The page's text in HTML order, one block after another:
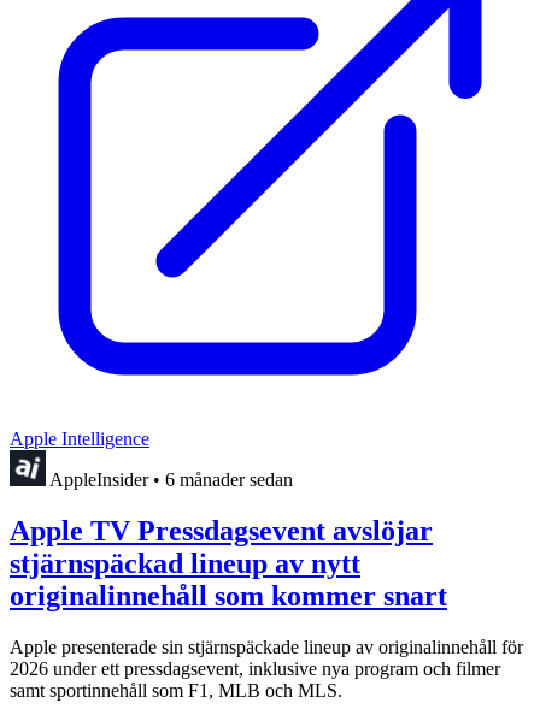
Apple Intelligence
AppleInsider • 6 månader sedan
Apple TV Pressdagsevent avslöjar
stjärnspäckad lineup av nytt
originalinnehåll som kommer snart
Apple presenterade sin stjärnspäckade lineup av originalinnehåll för
2026 under ett pressdagsevent, inklusive nya program och filmer
samt sportinnehåll som F1, MLB och MLS.